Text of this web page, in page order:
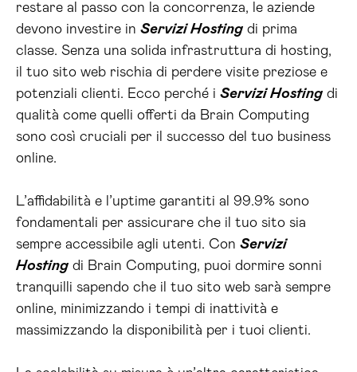
restare al passo con la concorrenza, le aziende
devono investire in Servizi Hosting di prima
classe. Senza una solida infrastruttura di hosting,
il tuo sito web rischia di perdere visite preziose e
potenziali clienti. Ecco perché i Servizi Hosting di
qualità come quelli offerti da Brain Computing
sono così cruciali per il successo del tuo business
online.
L’affidabilità e l’uptime garantiti al 99.9% sono
fondamentali per assicurare che il tuo sito sia
sempre accessibile agli utenti. Con Servizi
Hosting di Brain Computing, puoi dormire sonni
tranquilli sapendo che il tuo sito web sarà sempre
online, minimizzando i tempi di inattività e
massimizzando la disponibilità per i tuoi clienti.